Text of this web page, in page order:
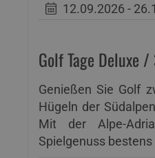
12.09.2026 -
Golf Tage Deluxe
Genießen Sie Golf
Hügeln der
Mit der Alpe-
Spielgenuss